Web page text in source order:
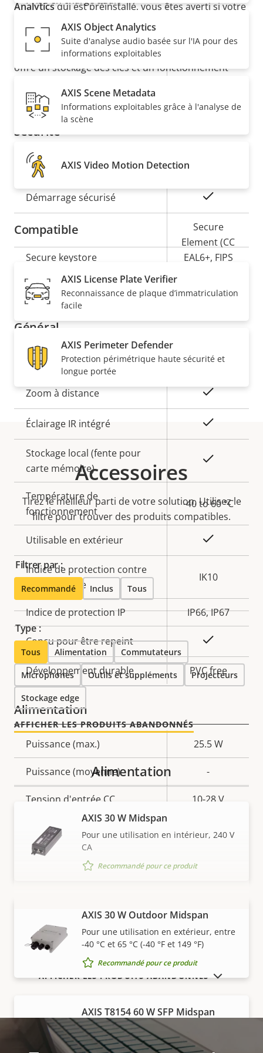
Analyticsqui est préinstallé, vous êtes averti si votre
image est bloquée, dégradée, sous-exposée ou
redirigée. En outre,Axis Edge Vault, plateforme de
cybersécurité matérielle, protège le périphérique et
offre un stockage des clés et un fonctionnement
de la
propriété
la
propriété
Réseau
propriété
propriété
Sans fil
Sécurité
Description
de la
propriété
Valeur de
propriété
SE signé
Démarrage sécurisé
Secure keystore
Secure
Element (CC
EAL6+, FIPS
3)
Général
Description
propriété
Valeur de
propriété
Focus à distance Oui
Zoom à distance Oui
Éclairage IR intégré
Stockage local (fente pour
carte mémoire)
Température de
fonctionnement
-40 to 60 °C
Utilisable en extérieur
Indice de protection contre
le vandalisme
IK10
Indice de protection IP IP66, IP67
Conçu pour être repeint
Développement durable PVC free
Alimentation
Description
de la
propriété
la
propriété
Puissance (max.) 25.5 W
Puissance (moyenne) -
Tension d'entrée CC 10-28 V
AXIS Object Analytics
Suite d'analyse audio basée sur l'IA pour des
informations exploitables
AXIS Scene Metadata
Informations exploitables grâce à l'analyse de
la scène
AXIS Video Motion Detection
Compatible
AXIS License Plate Verifier
Reconnaissance de plaque d’immatriculation
facile
AXIS Perimeter Defender
Protection périmétrique haute sécurité et
longue portée
Accessoires
Tirez le meilleur parti de votre solution. Utilisez le
filtre pour trouver des produits compatibles.
Filtrer par :
Recommandé Inclus Tous
Type :
Tous Alimentation Commutateurs
Microphones Outils et suppléments Projecteurs
Stockage edge
AFFICHER LES PRODUITS ABANDONNÉS
VOIR PLUS
Alimentation
AXIS 30 W Midspan
Pour une utilisation en intérieur, 240 V
CA
Recommandé pour ce produit
AXIS 30 W Outdoor Midspan
Pour une utilisation en extérieur, entre
-40 °C et 65 °C (-40 °F et 149 °F)
Recommandé pour ce produit
AXIS T8154 60 W SFP Midspan
Pour les installations réseau ou fibre
Recommandé pour ce produit
AFFICHER LES PRODUITS ABANDONNÉS